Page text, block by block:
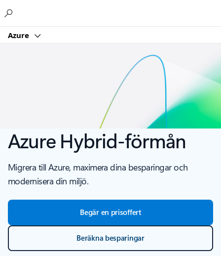
Azure
Azure Hybrid-förmån
Migrera till Azure, maximera dina besparingar och
modernisera din miljö.
Begär en prisoffert
Beräkna besparingar